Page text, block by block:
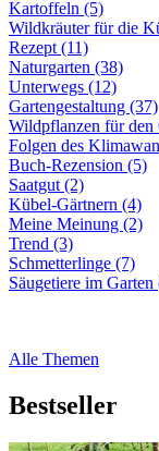
Kartoffeln (5)
Wildkräuter für die
Rezept (11)
Naturgarten (38)
Unterwegs (12)
Gartengestaltung (37)
Wildpflanzen für den
Folgen des
Buch-Rezension (5)
Saatgut (2)
Kübel-Gärtnern (4)
Meine Meinung (2)
Trend (3)
Schmetterlinge (7)
Säugetiere im Garten
Alle Themen
Bestseller